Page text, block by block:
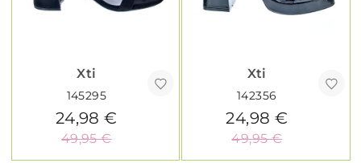
Xti
145295
24,98 €
49,95 €
Xti
142356
24,98 €
49,95 €